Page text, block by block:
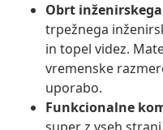
Obrt
trpežnega
in topel videz.
vremenske
uporabo.
Funkcionalne